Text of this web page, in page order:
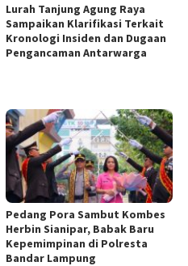
Lurah Tanjung Agung Raya
Sampaikan Klarifikasi Terkait
Kronologi Insiden dan Dugaan
Pengancaman Antarwarga
Pedang Pora Sambut Kombes
Herbin Sianipar, Babak Baru
Kepemimpinan di Polresta
Bandar Lampung